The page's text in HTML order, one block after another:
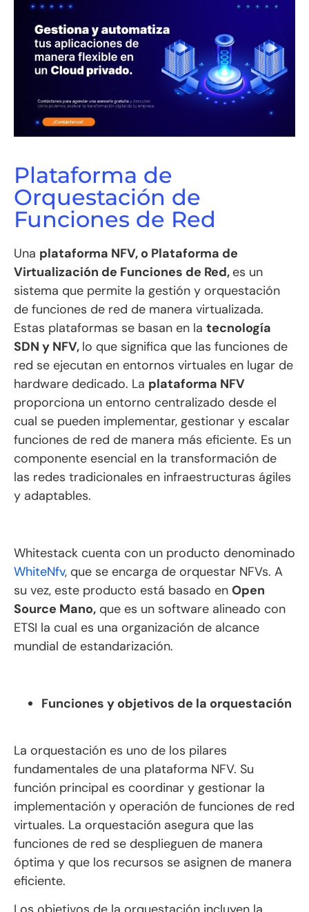
Plataforma de
Orquestación de
Funciones de Red
Una plataforma NFV, o Plataforma de
Virtualización de Funciones de Red, es un
sistema que permite la gestión y orquestación
de funciones de red de manera virtualizada.
Estas plataformas se basan en la tecnología
SDN y NFV, lo que significa que las funciones de
red se ejecutan en entornos virtuales en lugar de
hardware dedicado. La plataforma NFV
proporciona un entorno centralizado desde el
cual se pueden implementar, gestionar y escalar
funciones de red de manera más eficiente. Es un
componente esencial en la transformación de
las redes tradicionales en infraestructuras ágiles
y adaptables.
Whitestack cuenta con un producto denominado
WhiteNfv, que se encarga de orquestar NFVs. A
su vez, este producto está basado en Open
Source Mano, que es un software alineado con
ETSI la cual es una organización de alcance
mundial de estandarización.
Funciones y objetivos de la orquestación
La orquestación es uno de los pilares
fundamentales de una plataforma NFV. Su
función principal es coordinar y gestionar la
implementación y operación de funciones de red
virtuales. La orquestación asegura que las
funciones de red se desplieguen de manera
óptima y que los recursos se asignen de manera
eficiente.